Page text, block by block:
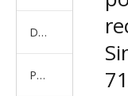
D'autres séries de camions
Produits d'essieux